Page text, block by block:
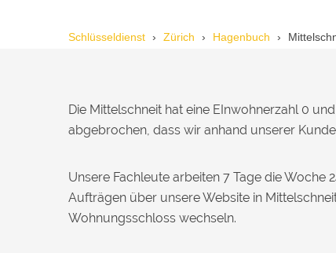
Notöffnung bei meiner alten Balkontür
offen. Sehr beeindruckt!
M
Ich musste wegen eines
abgebrochenen Schlüssels den Service
Schlüsseldienst Zürich Hagenbuch
Die Mittelschneit hat eine EInwohnerzahl 0
abgebrochen, dass wir anhand unserer
Unsere Fachleute arbeiten 7 Tage die
Aufträgen über unsere Website in
Wohnungsschloss wechseln.